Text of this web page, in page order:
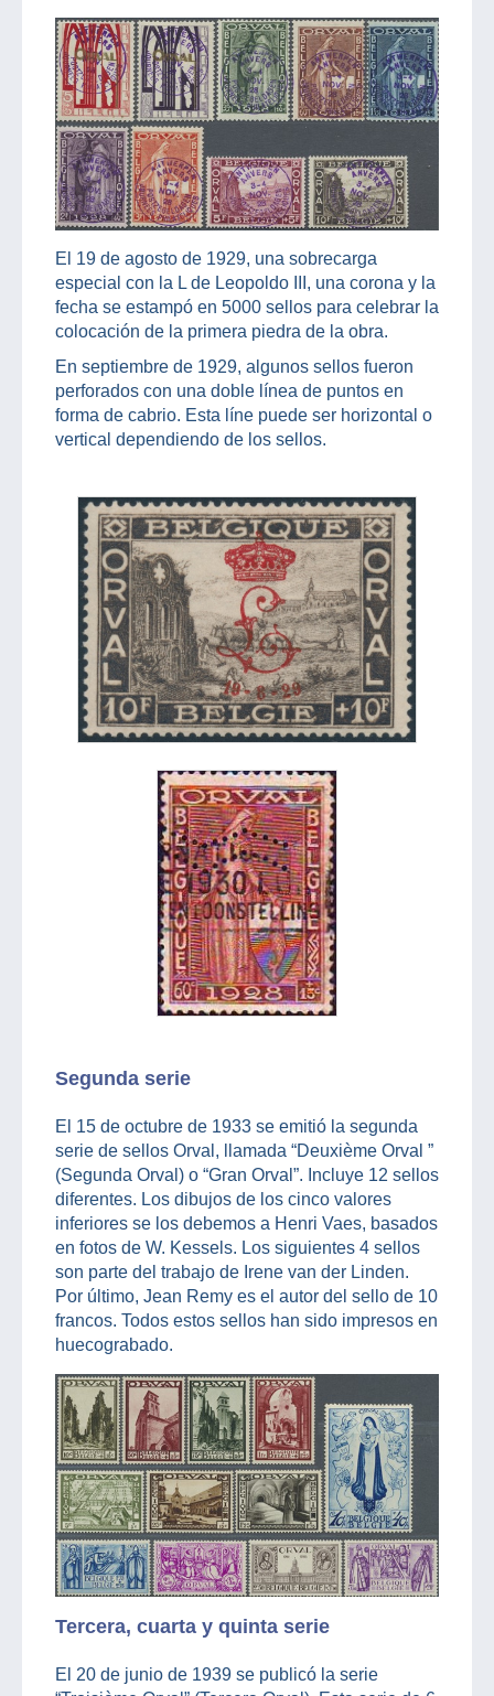
El 19 de agosto de 1929, una sobrecarga
especial con la L de Leopoldo III, una corona y la
fecha se estampó en 5000 sellos para celebrar la
colocación de la primera piedra de la obra.
En septiembre de 1929, algunos sellos fueron
perforados con una doble línea de puntos en
forma de cabrio. Esta líne puede ser horizontal o
vertical dependiendo de los sellos.
Segunda serie
El 15 de octubre de 1933 se emitió la segunda
serie de sellos Orval, llamada “Deuxième Orval ”
(Segunda Orval) o “Gran Orval”. Incluye 12 sellos
diferentes. Los dibujos de los cinco valores
inferiores se los debemos a Henri Vaes, basados
en fotos de W. Kessels. Los siguientes 4 sellos
son parte del trabajo de Irene van der Linden.
Por último, Jean Remy es el autor del sello de 10
francos. Todos estos sellos han sido impresos en
huecograbado.
Tercera, cuarta y quinta serie
El 20 de junio de 1939 se publicó la serie